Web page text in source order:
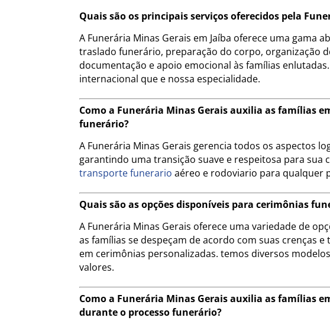
Quais são os principais serviços oferecidos pela
A Funerária Minas Gerais em Jaíba oferece uma gama
traslado funerário, preparação do corpo, organização
documentação e apoio emocional às famílias
internacional que e nossa especialidade.
Como a Funerária Minas Gerais auxilia as famílias
funerário?
A Funerária Minas Gerais gerencia todos os aspectos
garantindo uma transição suave e respeitosa para sua
transporte funerario aéreo e rodoviario para qualquer
Quais são as opções disponíveis para cerimônias
A Funerária Minas Gerais oferece uma variedade de
as famílias se despeçam de acordo com suas crenças
em cerimônias personalizadas. temos diversos
valores.
Como a Funerária Minas Gerais auxilia as famílias
durante o processo funerário?